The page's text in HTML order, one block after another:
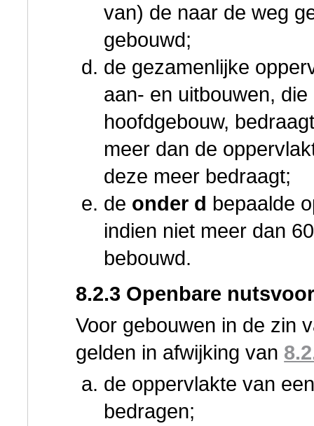
van) de naar de weg
gebouwd;
de gezamenlijke
aan- en uitbouwen,
hoofdgebouw,
meer dan de
deze meer bedraagt;
de onder d bepaalde
indien niet meer dan
bebouwd.
8.2.3 Openbare
Voor gebouwen in de zin
gelden in afwijking van
de oppervlakte van
bedragen;